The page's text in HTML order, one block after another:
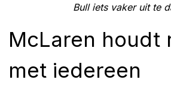
Bull iets vaker uit te
McLaren houdt
met iedereen